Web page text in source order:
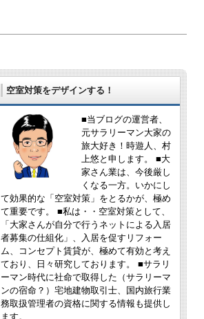
空室対策をデザインする！
■当ブログの運営者、
元サラリーマン大家の
旅大好き！時遊人、村
上悠と申します。 ■大
家さん業は、今後厳し
くなる一方。いかにし
て効果的な「空室対策」をとるかが、極め
て重要です。 ■私は・・空室対策として、
「大家さんが自分で行うネットによる入居
者募集の仕組化」、入居を促すリフォー
ム、コンセプト賃貸が、極めて有効と考え
ており、日々研究しております。 ■サラリ
ーマン時代に社命で取得した（サラリーマ
ンの宿命？）宅地建物取引士、国内旅行業
務取扱管理者の資格に関する情報も提供し
ます。